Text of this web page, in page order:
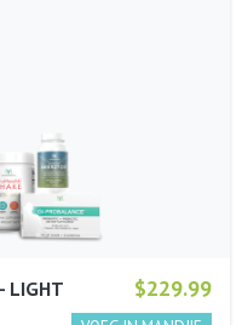
$229.99
LIGHT